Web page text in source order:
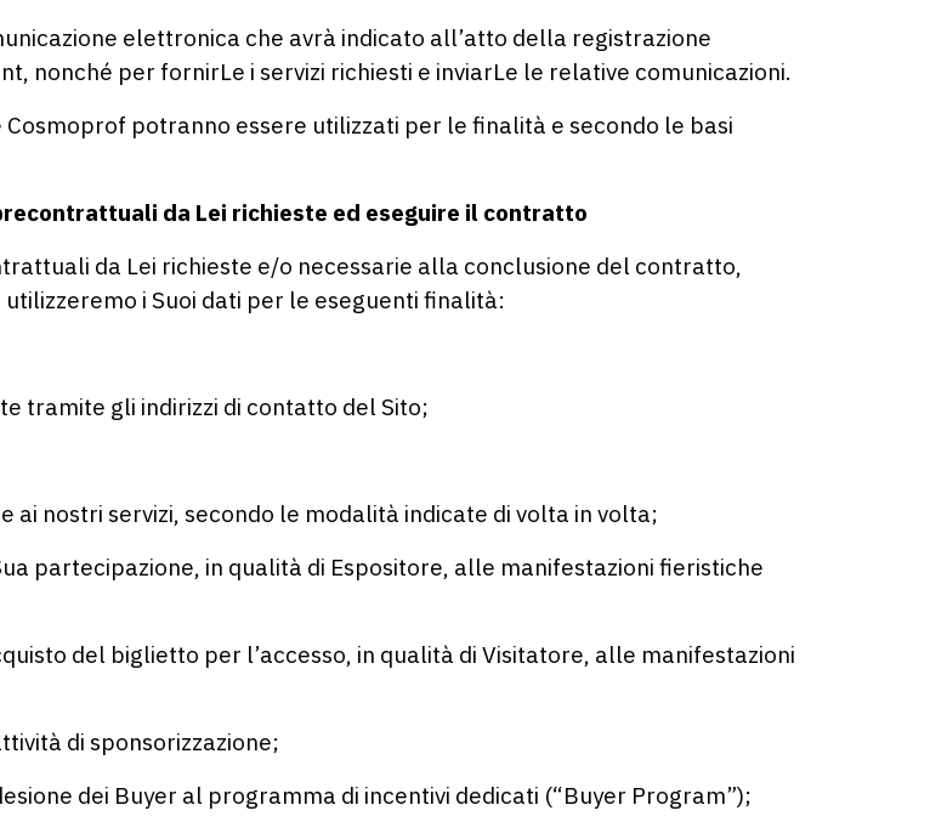
elettronica che avrà indicato all’atto della registrazione
nonché per fornirLe i servizi richiesti e inviarLe le relative comunicazioni.
potranno essere utilizzati per le finalità e secondo le basi
da Lei richieste ed eseguire il contratto
da Lei richieste e/o necessarie alla conclusione del contratto,
i Suoi dati per le eseguenti finalità:
gli indirizzi di contatto del Sito;
nostri servizi, secondo le modalità indicate di volta in volta;
in qualità di Espositore, alle manifestazioni fieristiche
del biglietto per l’accesso, in qualità di Visitatore, alle manifestazioni
di sponsorizzazione;
dei Buyer al programma di incentivi dedicati (“Buyer Program”);